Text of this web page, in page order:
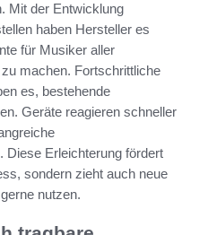
Mit der Entwicklung
haben Hersteller es
für Musiker aller
machen. Fortschrittliche
es, bestehende
Geräte reagieren schneller
Diese Erleichterung fördert
sondern zieht auch neue
nutzen.